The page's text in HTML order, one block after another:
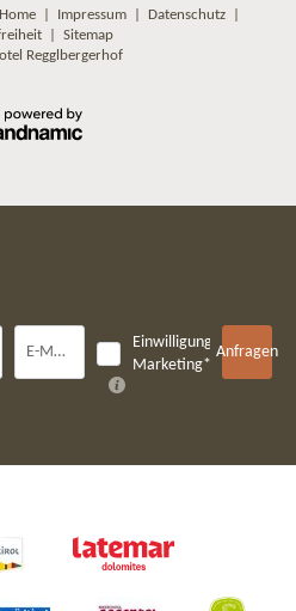
Home| Impressum| Datenschutz|
| Sitemap
Regglbergerhof
E-Mail*
Einwilligung
Marketing*
Anfragen